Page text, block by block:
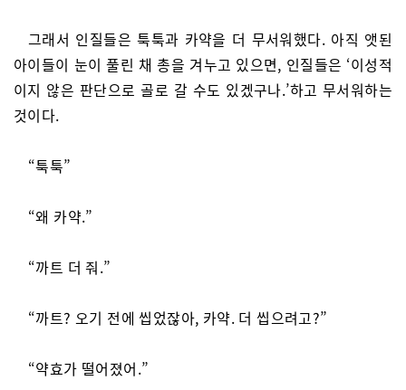
그래서 인질들은 툭툭과 카약을 더 무서워했다. 아직 앳된
아이들이 눈이 풀린 채 총을 겨누고 있으면, 인질들은 ‘이성적
이지 않은 판단으로 골로 갈 수도 있겠구나.’하고 무서워하는
것이다.
“툭툭”
“왜 카약.”
“까트 더 줘.”
“까트? 오기 전에 씹었잖아, 카약. 더 씹으려고?”
“약효가 떨어졌어.”